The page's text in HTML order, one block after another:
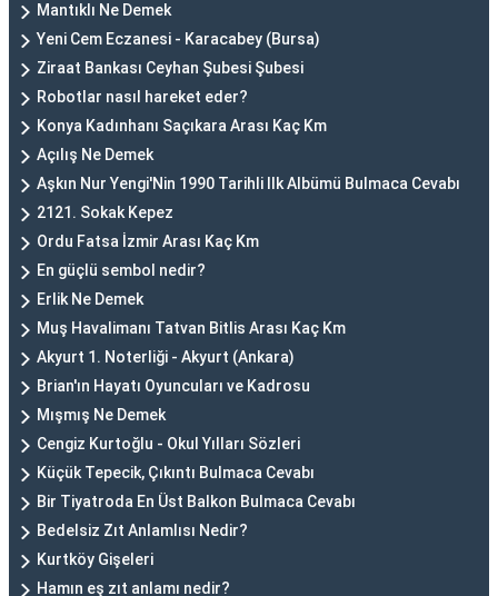
Mantıklı Ne Demek
Yeni Cem Eczanesi - Karacabey (Bursa)
Ziraat Bankası Ceyhan Şubesi Şubesi
Robotlar nasıl hareket eder?
Konya Kadınhanı Saçıkara Arası Kaç Km
Açılış Ne Demek
Aşkın Nur Yengi'Nin 1990 Tarihli Ilk Albümü Bulmaca Cevabı
2121. Sokak Kepez
Ordu Fatsa İzmir Arası Kaç Km
En güçlü sembol nedir?
Erlik Ne Demek
Muş Havalimanı Tatvan Bitlis Arası Kaç Km
Akyurt 1. Noterliği - Akyurt (Ankara)
Brian'ın Hayatı Oyuncuları ve Kadrosu
Mışmış Ne Demek
Cengiz Kurtoğlu - Okul Yılları Sözleri
Küçük Tepecik, Çıkıntı Bulmaca Cevabı
Bir Tiyatroda En Üst Balkon Bulmaca Cevabı
Bedelsiz Zıt Anlamlısı Nedir?
Kurtköy Gişeleri
Hamın eş zıt anlamı nedir?